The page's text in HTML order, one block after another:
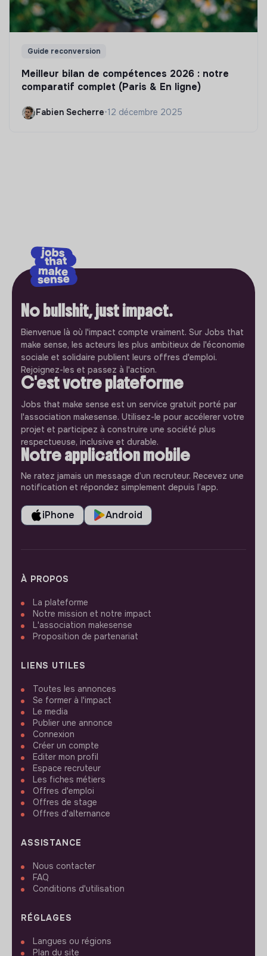
Guide reconversion
Meilleur bilan de compétences 2026 : notre
comparatif complet (Paris & En ligne)
Fabien Secherre•12 décembre 2025
No bullshit, just impact.
Bienvenue là où l'impact compte vraiment. Sur Jobs that
make sense, les acteurs les plus ambitieux de l'économie
sociale et solidaire publient leurs offres d'emploi.
Rejoignez-les et passez à l'action.
C'est votre plateforme
Jobs that make sense est un service gratuit porté par
l'association makesense. Utilisez-le pour accélerer votre
projet et participez à construire une société plus
respectueuse, inclusive et durable.
Notre application mobile
Ne ratez jamais un message d’un recruteur. Recevez une
notification et répondez simplement depuis l’app.
iPhone Android
À PROPOS
La plateforme
Notre mission et notre impact
L'association makesense
Proposition de partenariat
LIENS UTILES
Toutes les annonces
Se former à l'impact
Le media
Publier une annonce
Connexion
Créer un compte
Editer mon profil
Espace recruteur
Les fiches métiers
Offres d'emploi
Offres de stage
Offres d'alternance
ASSISTANCE
Nous contacter
FAQ
Conditions d'utilisation
RÉGLAGES
Langues ou régions
Plan du site